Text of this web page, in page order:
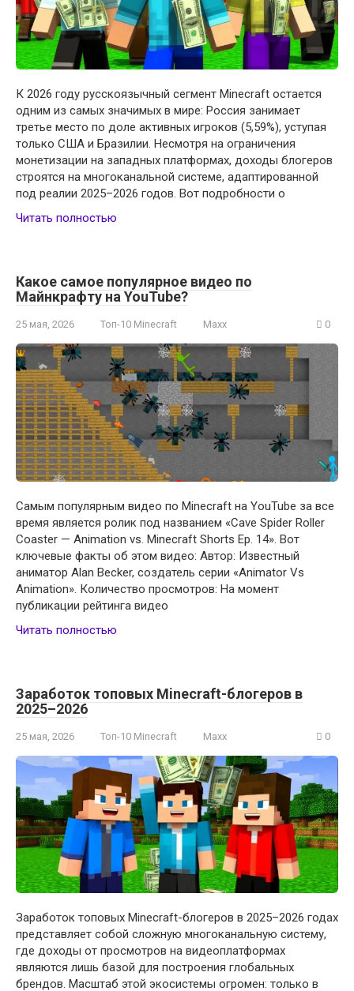
К 2026 году русскоязычный сегмент Minecraft остается
одним из самых значимых в мире: Россия занимает
третье место по доле активных игроков (5,59%), уступая
только США и Бразилии. Несмотря на ограничения
монетизации на западных платформах, доходы блогеров
строятся на многоканальной системе, адаптированной
под реалии 2025–2026 годов. Вот подробности о
Читать полностью
Какое самое популярное видео по
Майнкрафту на YouTube?
25 мая, 2026 Топ-10 Minecraft Maxx 0
Самым популярным видео по Minecraft на YouTube за все
время является ролик под названием «Cave Spider Roller
Coaster — Animation vs. Minecraft Shorts Ep. 14». Вот
ключевые факты об этом видео: Автор: Известный
аниматор Alan Becker, создатель серии «Animator Vs
Animation». Количество просмотров: На момент
публикации рейтинга видео
Читать полностью
Заработок топовых Minecraft-блогеров в
2025–2026
25 мая, 2026 Топ-10 Minecraft Maxx 0
Заработок топовых Minecraft-блогеров в 2025–2026 годах
представляет собой сложную многоканальную систему,
где доходы от просмотров на видеоплатформах
являются лишь базой для построения глобальных
брендов. Масштаб этой экосистемы огромен: только в